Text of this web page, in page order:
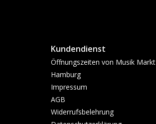
Kundendienst
Öffnungszeiten von Musik Markt
Hamburg
Impressum
AGB
Widerrufsbelehrung